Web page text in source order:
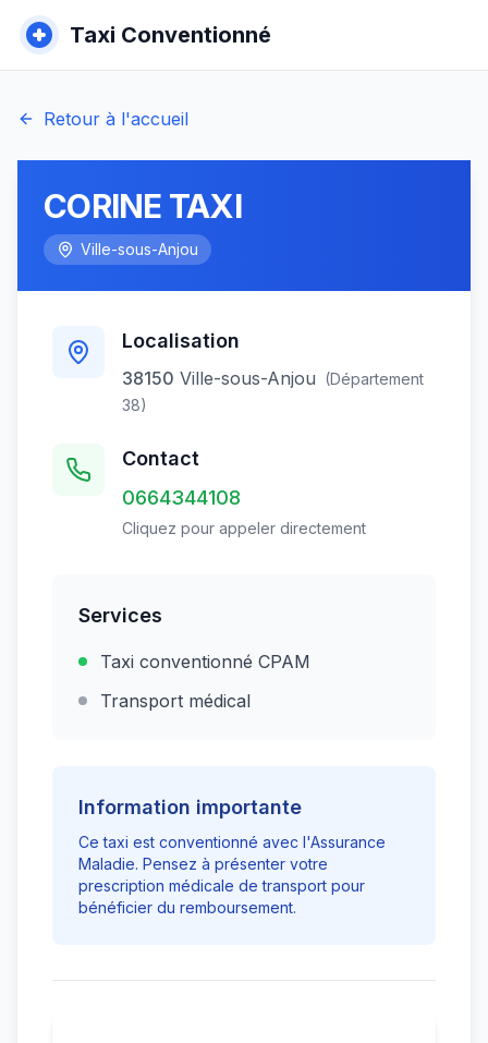
Taxi Conventionné
Retour à l'accueil
CORINE TAXI
Ville-sous-Anjou
Localisation
38150 Ville-sous-Anjou (Département
38)
Contact
0664344108
Cliquez pour appeler directement
Services
Taxi conventionné CPAM
Transport médical
Information importante
Ce taxi est conventionné avec l'Assurance
Maladie. Pensez à présenter votre
prescription médicale de transport pour
bénéficier du remboursement.